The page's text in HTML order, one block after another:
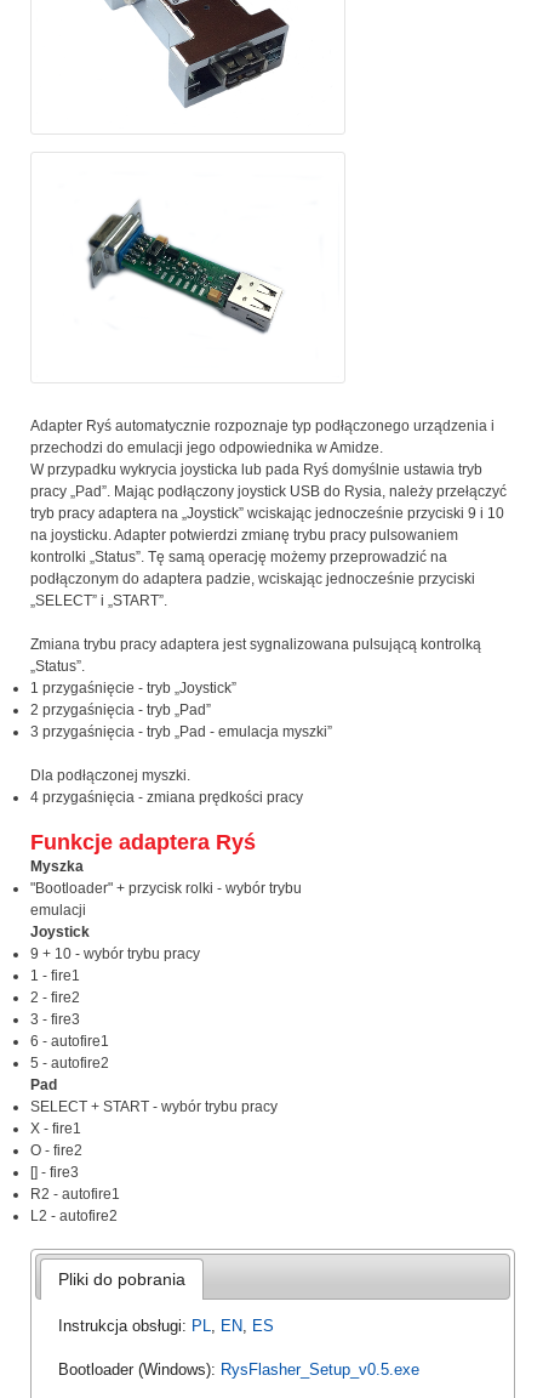
Adapter Ryś automatycznie rozpoznaje typ podłączonego urządzenia i
przechodzi do emulacji jego odpowiednika w Amidze.
W przypadku wykrycia joysticka lub pada Ryś domyślnie ustawia tryb
pracy „Pad”. Mając podłączony joystick USB do Rysia, należy przełączyć
tryb pracy adaptera na „Joystick” wciskając jednocześnie przyciski 9 i 10
na joysticku. Adapter potwierdzi zmianę trybu pracy pulsowaniem
kontrolki „Status”. Tę samą operację możemy przeprowadzić na
podłączonym do adaptera padzie, wciskając jednocześnie przyciski
„SELECT” i „START”.
Zmiana trybu pracy adaptera jest sygnalizowana pulsującą kontrolką
„Status”.
1 przygaśnięcie - tryb „Joystick”
2 przygaśnięcia - tryb „Pad”
3 przygaśnięcia - tryb „Pad - emulacja myszki”
Dla podłączonej myszki.
4 przygaśnięcia - zmiana prędkości pracy
Funkcje adaptera Ryś
Myszka
"Bootloader" + przycisk rolki - wybór trybu
emulacji
Joystick
9 + 10 - wybór trybu pracy
1 - fire1
2 - fire2
3 - fire3
6 - autofire1
5 - autofire2
Pad
SELECT + START - wybór trybu pracy
X - fire1
O - fire2
[] - fire3
R2 - autofire1
L2 - autofire2
Pliki do pobrania
Instrukcja obsługi: PL, EN, ES
Bootloader (Windows): RysFlasher_Setup_v0.5.exe